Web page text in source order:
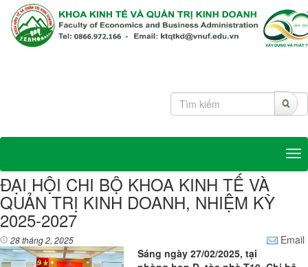
ĐẠI HỘI CHI BỘ KHOA KINH TẾ VÀ
QUẢN TRỊ KINH DOANH, NHIỆM KỲ
2025-2027
28 tháng 2, 2025
Email
Sáng ngày 27/02/2025, tại